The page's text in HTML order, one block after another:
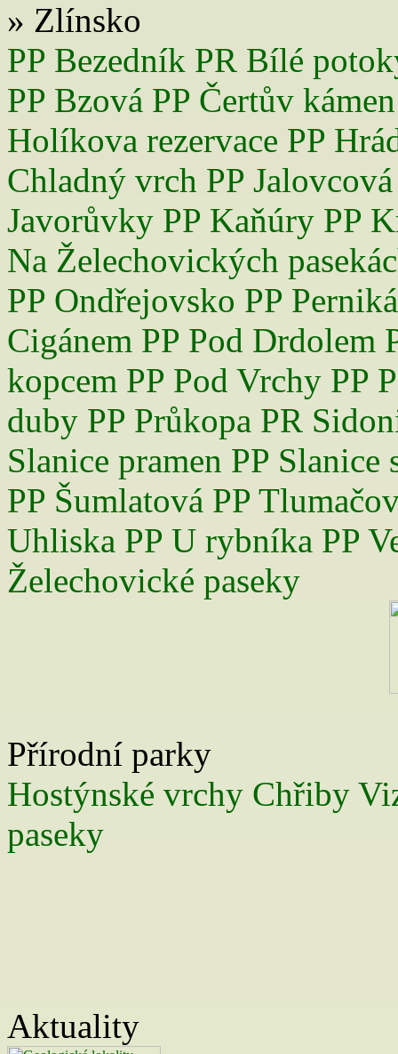
Ms. Depon. in: Krajský úřad
Schneider J., Kozumplíková A.,
o navrhovanou přírodní památku
Zlínského kraje, Zlín.
» Zlínsko
PP Bezedník PR Bílé
PP Bzová PP Čertův kámen
Holíkova rezervace PP
Chladný vrch PP
Javorůvky PP Kaňúry PP
Na Želechovických
PP Ondřejovsko PP
Cigánem PP Pod Drdolem
kopcem PP Pod Vrchy PP
duby PP Průkopa PR
Slanice pramen PP Slanice
PP Šumlatová PP
Uhliska PP U rybníka PP
Želechovické paseky
Přírodní parky
Hostýnské vrchy Chřiby
paseky
Aktuality